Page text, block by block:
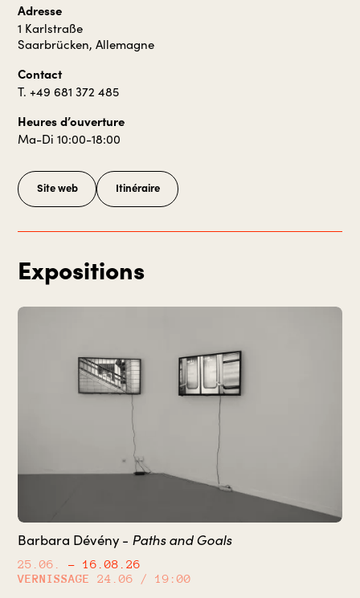
Adresse
1 Karlstraße
Saarbrücken, Allemagne
Contact
T. +49 681 372 485
Heures d’ouverture
Ma-Di 10:00-18:00
Site web Itinéraire
Expositions
Barbara Dévény - Paths and Goals
25.06.
– 16.08.26
VERNISSAGE
24.06 / 19:00